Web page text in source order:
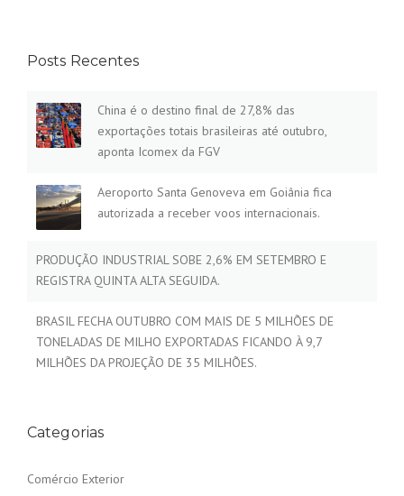
Posts Recentes
China é o destino final de 27,8% das
exportações totais brasileiras até outubro,
aponta Icomex da FGV
Aeroporto Santa Genoveva em Goiânia fica
autorizada a receber voos internacionais.
PRODUÇÃO INDUSTRIAL SOBE 2,6% EM SETEMBRO E
REGISTRA QUINTA ALTA SEGUIDA.
BRASIL FECHA OUTUBRO COM MAIS DE 5 MILHÕES DE
TONELADAS DE MILHO EXPORTADAS FICANDO À 9,7
MILHÕES DA PROJEÇÃO DE 35 MILHÕES.
Categorias
Comércio Exterior